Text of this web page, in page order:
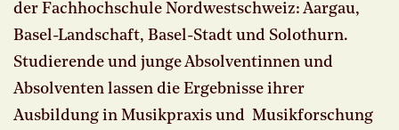
der Fachhochschule Nordwestschweiz: Aargau,
Basel-Landschaft, Basel-Stadt und Solothurn.
Studierende und junge Absolventinnen und
Absolventen lassen die Ergebnisse ihrer
Ausbildung in Musikpraxis und Musikforschung